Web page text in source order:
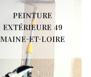
PEINTURE
EXTÉRIEURE 49
MAINE-ET-LOIRE